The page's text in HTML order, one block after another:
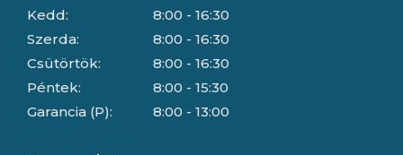
Kedd:
Szerda:
Csütörtök:
Péntek:
Garancia (P):
8:00 - 16:30
8:00 - 16:30
8:00 - 16:30
8:00 - 15:30
8:00 - 13:00